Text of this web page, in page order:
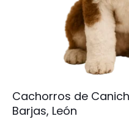
Cachorros de
Barjas, León